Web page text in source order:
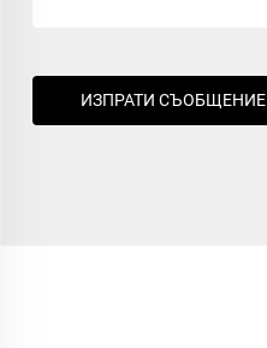
ИЗПРАТИ СЪОБЩЕНИЕ